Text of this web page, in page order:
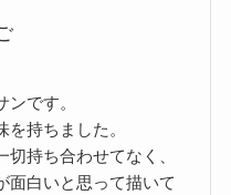
です。
持ちました。
持ち合わせてなく、
面白いと思って描いて